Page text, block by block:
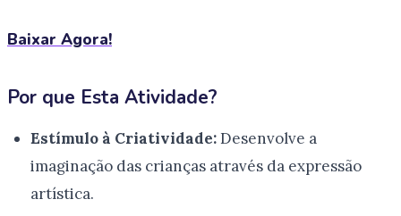
Baixar Agora!
Por que Esta Atividade?
Estímulo à Criatividade:Desenvolve a
imaginação das crianças através da expressão
artística.